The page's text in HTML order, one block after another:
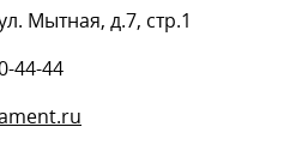
Мытная, д.7, стр.1
44-44